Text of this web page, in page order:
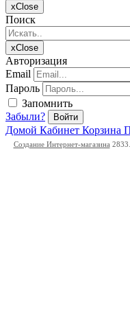
xClose
Поиск
xClose
Авторизация
Email
Пароль
Запомнить
Забыли?
Войти
Домой Кабинет Корзина
Создание Интернет-магазина